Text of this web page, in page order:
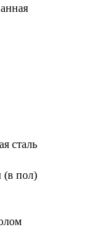
сталь
(в пол)